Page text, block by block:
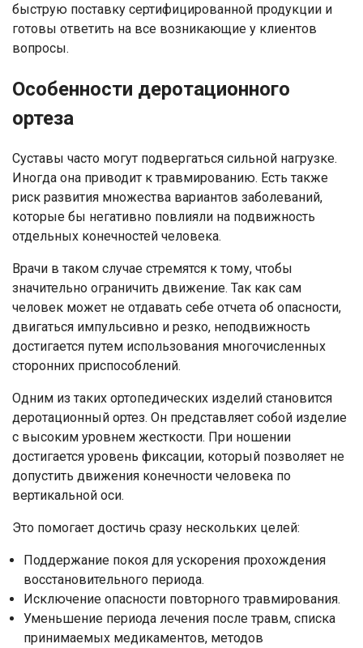
быструю поставку сертифицированной продукции и
готовы ответить на все возникающие у клиентов
вопросы.
Особенности деротационного
ортеза
Суставы часто могут подвергаться сильной нагрузке.
Иногда она приводит к травмированию. Есть также
риск развития множества вариантов заболеваний,
которые бы негативно повлияли на подвижность
отдельных конечностей человека.
Врачи в таком случае стремятся к тому, чтобы
значительно ограничить движение. Так как сам
человек может не отдавать себе отчета об опасности,
двигаться импульсивно и резко, неподвижность
достигается путем использования многочисленных
сторонних приспособлений.
Одним из таких ортопедических изделий становится
деротационный ортез. Он представляет собой изделие
с высоким уровнем жесткости. При ношении
достигается уровень фиксации, который позволяет не
допустить движения конечности человека по
вертикальной оси.
Это помогает достичь сразу нескольких целей:
Поддержание покоя для ускорения прохождения
восстановительного периода.
Исключение опасности повторного травмирования.
Уменьшение периода лечения после травм, списка
принимаемых медикаментов, методов
Ваше имя
Номер телефона
Отправить
Нажимая на кнопку "Отправить" вы
соглашаетесь на обработку